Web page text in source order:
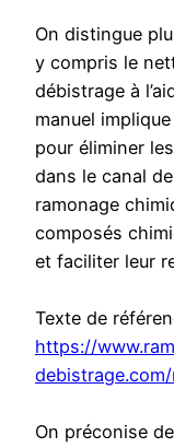
On distingue
y compris le
débistrage à
manuel
pour éliminer
dans le canal
ramonage
composés
et faciliter leur
Texte de
https://
On préconise